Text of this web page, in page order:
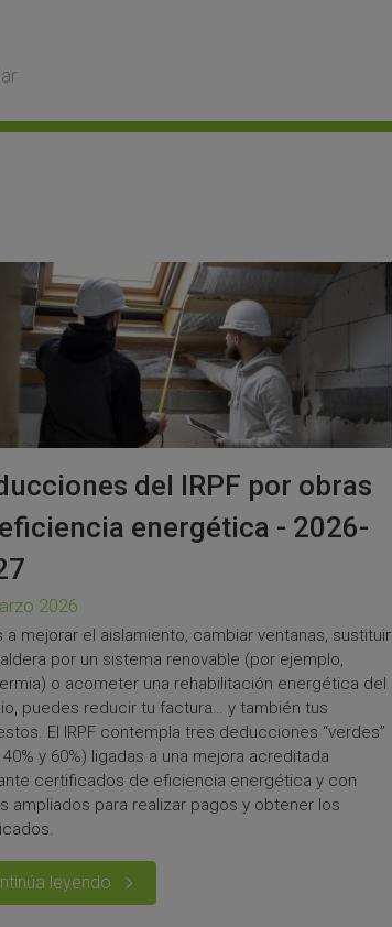
del IRPF por obras
energética - 2026-
2026
a mejorar el aislamiento, cambiar ventanas, sustituir
por un sistema renovable (por ejemplo,
o acometer una rehabilitación energética del
puedes reducir tu factura… y también tus
El IRPF contempla tres deducciones “verdes”
40% y 60%) ligadas a una mejora acreditada
certificados de eficiencia energética y con
ampliados para realizar pagos y obtener los
leyendo